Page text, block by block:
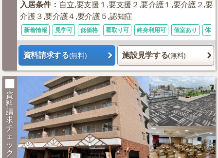
入居条件： 自立,要支援１,要支援２,要介護１,要介護２,要
介護３,要介護４,要介護５,認知症
新着情報 見学可 低価格 看取り可 終身利用可 個室あり 体験
資料請求する(無料) 施設見学する(無料)
資
料
請
求
チ
ェ
ッ
ク